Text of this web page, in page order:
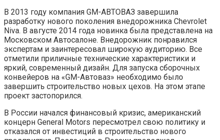
В 2013 году компания GM-АВТОВАЗ завершила
разработку нового поколения внедорожника Chevrolet
Niva. В августе 2014 года новинка была представлена на
Московском Автосалоне. Внедорожник понравился
экспертам и заинтересовал широкую аудиторию. Все
отметили приличные технические характеристики и
яркий, современный дизайн. Для запуска сборочных
конвейеров на «GM-Автоваз» необходимо было
завершить строительство новых цехов. На этом этапе
проект застопорился.
В России начался финансовый кризис, американский
концерн General Motors пересмотрел свою политику и
отказался от инвестиций в строительство нового